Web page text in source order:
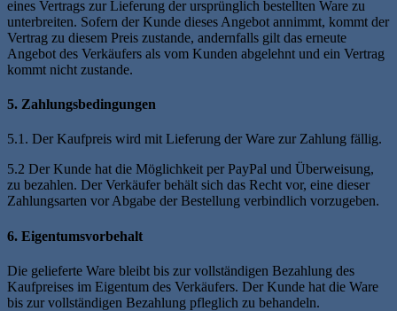
eines Vertrags zur Lieferung der ursprünglich bestellten Ware zu
unterbreiten. Sofern der Kunde dieses Angebot annimmt, kommt der
Vertrag zu diesem Preis zustande, andernfalls gilt das erneute
Angebot des Verkäufers als vom Kunden abgelehnt und ein Vertrag
kommt nicht zustande.
5. Zahlungsbedingungen
5.1. Der Kaufpreis wird mit Lieferung der Ware zur Zahlung fällig.
5.2 Der Kunde hat die Möglichkeit per PayPal und Überweisung,
zu bezahlen. Der Verkäufer behält sich das Recht vor, eine dieser
Zahlungsarten vor Abgabe der Bestellung verbindlich vorzugeben.
6. Eigentumsvorbehalt
Die gelieferte Ware bleibt bis zur vollständigen Bezahlung des
Kaufpreises im Eigentum des Verkäufers. Der Kunde hat die Ware
bis zur vollständigen Bezahlung pfleglich zu behandeln.